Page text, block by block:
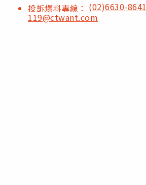
投訴爆料專線： (02)6630-8641
119@ctwant.com